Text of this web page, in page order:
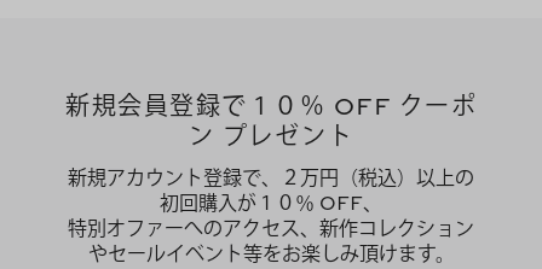
新規会員登録で１０％ OFF クーポ
ン プレゼント
新規アカウント登録で、２万円（税込）以上の
初回購入が１０％ OFF、
特別オファーへのアクセス、新作コレクション
やセールイベント等をお楽しみ頂けます。